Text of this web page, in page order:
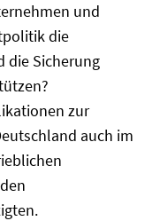
und
die
die Sicherung
zur
auch im